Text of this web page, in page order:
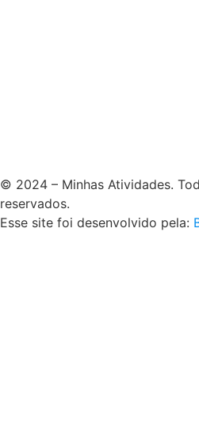
© 2024 – Minhas Atividades.
reservados.
Esse site foi desenvolvido pela: